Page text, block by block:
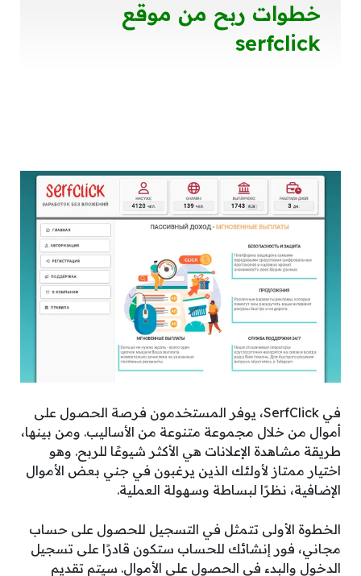
خطوات ربح من موقع
serfclick
في SerfClick، يوفر المستخدمون فرصة الحصول على
أموال من خلال مجموعة متنوعة من الأساليب. ومن بينها،
طريقة مشاهدة الإعلانات هي الأكثر شيوعًا للربح. وهو
اختيار ممتاز لأولئك الذين يرغبون في جني بعض الأموال
الإضافية، نظرًا لبساطة وسهولة العملية.
الخطوة الأولى تتمثل في التسجيل للحصول على حساب
مجاني، فور إنشائك للحساب ستكون قادرًا على تسجيل
الدخول والبدء في الحصول على الأموال. سيتم تقديم